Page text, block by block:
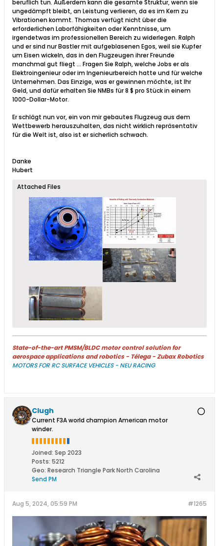
beruflich tun. Außerdem kann die gesamte Struktur, wenn sie
ungedämpft bleibt, an Leistung verlieren, da es im Kern zu
Vibrationen kommt. Thomas verfügt nicht über die
erforderlichen Laborfähigkeiten oder Kenntnisse, um
irgendetwas im professionellen Bereich zu widerlegen. Ralph
und er sind nur Bastler mit aufgeblasenen Egos, weil sie Kupfer
um Eisen wickeln, das in den Flugzeugen ihrer Freunde
manchmal gut fliegt ... Fragen Sie Ralph, welche Jobs er als
Elektroingenieur oder im Ingenieurbereich hatte und für welche
Unternehmen. Das Einzige, was er gewinnen möchte, ist Ihr
Geld, und dafür erhalten Sie NMBs für 8 $ pro Stück in einem
1000-Dollar-Motor.
Er schlägt nun vor, ein von mir gebautes Flugzeug aus dem
Wettbewerb herauszuhalten, das nicht wirklich repräsentativ
für die Welt ist, also ist er sicherlich schwach.
Danke
Hubert​
Attached Files
State-of-the-art PMSM/BLDC motor control solution for
aerospace applications and robotics - Télega - Zubax Robotics
MOTORS FOR RC SURFACE VEHICLES - NEU RACING
Clugh
Current F3A world champion American motor
winder.
Joined: Sep 2023
Posts: 5212
Geo: Research Triangle Park North Carolina
Send PM
#1265
Aug 5, 2024, 05:59 PM